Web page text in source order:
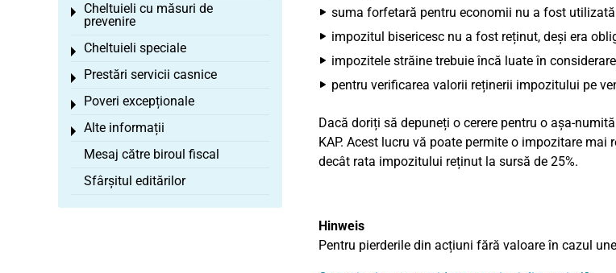
suma forfetară pentru economii nu a fost
impozitul bisericesc nu a fost reținut, deși era
impozitele străine trebuie încă luate în
pentru verificarea valorii reținerii impozitului pe
Dacă doriți să depuneți o cerere pentru o așa-
KAP. Acest lucru vă poate permite o impozitare
decât rata impozitului reținut la sursă de 25%.
Hinweis
Pentru pierderile din acțiuni fără valoare în cazul
Cheltuieli cu măsuri de
prevenire
Toggle menu
Cheltuieli speciale
Toggle menu
Prestări servicii casnice
Toggle menu
Poveri excepționale
Toggle menu
Alte informații
Toggle menu
Mesaj către biroul fiscal
Sfârșitul editărilor